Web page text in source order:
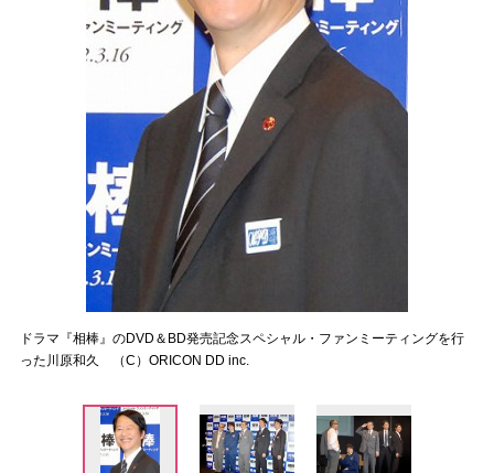
ドラマ『相棒』のDVD＆BD発売記念スペシャル・ファンミーティングを行
った川原和久 （C）ORICON DD inc.